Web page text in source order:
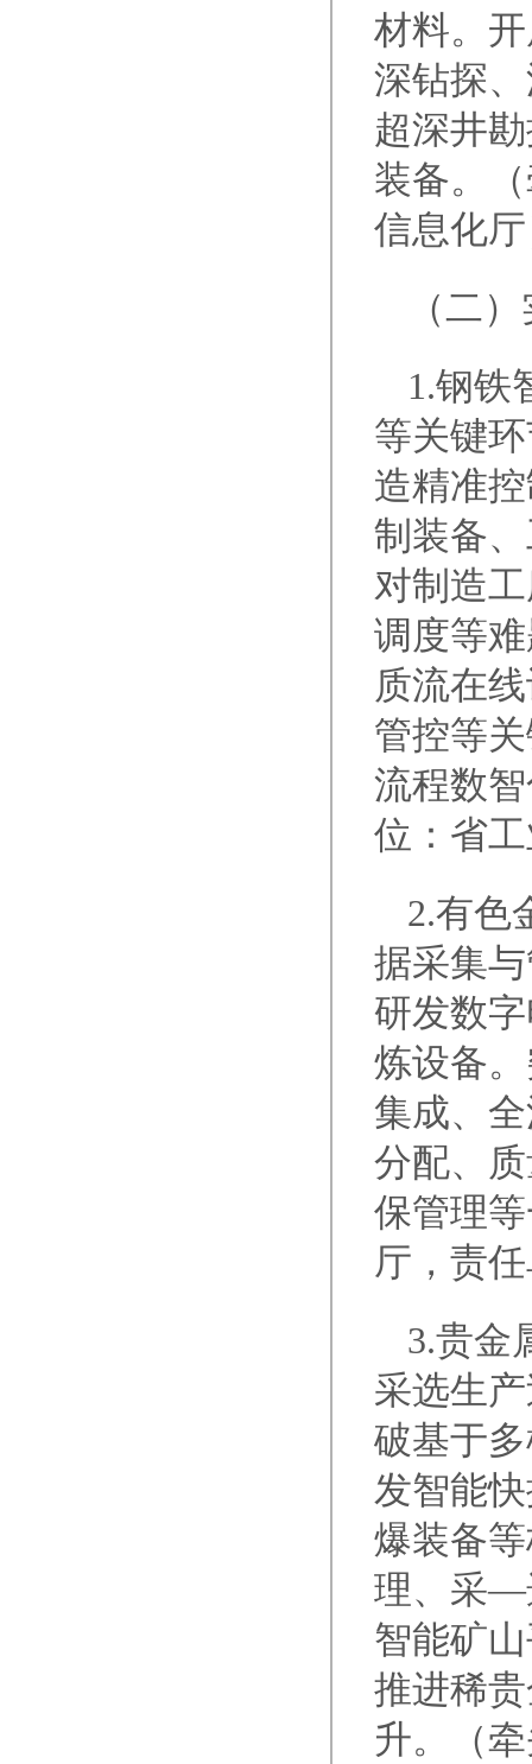
材料。
深钻探
超深井
装备。
信息化
（二
1.钢铁
等关键
造精准
制装备
对制造
调度等
质流在
管控等
流程数
位：省
2.有色
据采集
研发数
炼设备
集成、
分配、
保管理
厅，责
3.贵金
采选生
破基于
发智能
爆装备
理、采—
智能矿
推进稀
升。（